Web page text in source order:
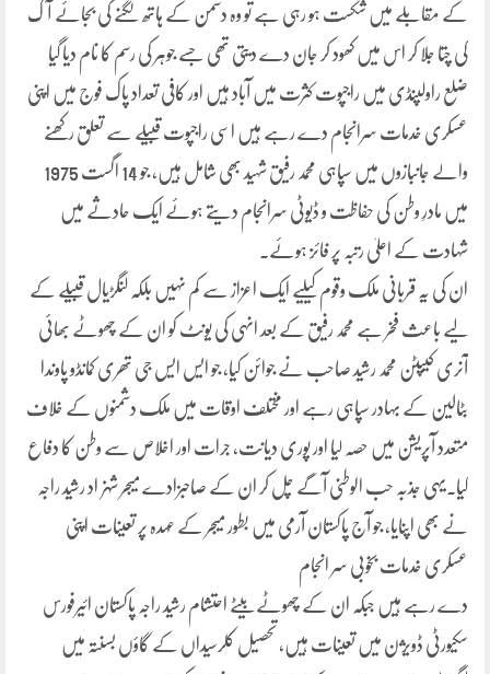
کے مقابلے میں شکست ہو رہی ہے تو وہ دشمن کے ہاتھ لگنے کی بجائے آگ
کی چتا جلا کر اس میں کھود کر جان دے دیتی تھی جسے جوہر کی رسم کا نام دیا گیا
ضلع راولپنڈی میں راجپوت کثرت میں آباد ہیں اور کافی تعداد پاک فوج میں اپنی
عسکری خدمات سرانجام دے رہے ہیں اسی راجپوت قبیلے سے تعلق رکھنے
والے جانبازوں میں سپاہی محمد رفیق شہید بھی شامل ہیں، جو 14 اگست 1975
میں مادرِ وطن کی حفاظت و ڈیوٹی سرانجام دیتے ہوئے ایک حادثے میں
شہادت کے اعلیٰ رتبہ پر فائز ہوئے۔
ان کی یہ قربانی ملک وقوم کیلیے ایک اعزاز سے کم نہیں بلکہ لنگڑیال قبیلے کے
لیے باعث فخر ہے محمد رفیق کے بعد انہی کی یونٹ کو ان کے چھوٹے بھائی
آنری کیپٹن محمد رشید صاحب نے جوائن کیا، جو ایس ایس جی تھری کمانڈو پاوندا
بٹالین کے بہادر سپاہی رہے اور مختلف اوقات میں ملک دشمنوں کے خلاف
متعدد آپریشن میں حصہ لیا اور پوری دیانت، جرات اور اخلاص سے وطن کا دفاع
کیا۔یہی جذبہ حب الوطنی آگے چل کر ان کے صاحبزادے میجر شہزاد رشید راجہ
نے بھی اپنایا، جو آج پاکستان آرمی میں بطور میجر کے عہدہ پر تعینات اپنی
عسکری خدمات بخوبی سر انجام
دے رہے ہیں جبکہ ان کے چھوٹے بیٹے احتشام رشید راجہ پاکستان ائیرفورس
سکیورٹی ڈویژن میں تعینات ہیں، تحصیل کلرسیداں کے گاؤں بسنتہ میں